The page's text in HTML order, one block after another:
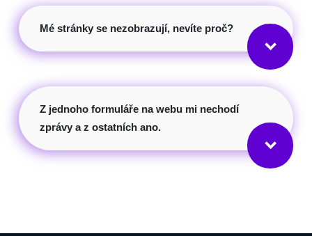
Mé stránky se nezobrazují, nevíte proč?
keyboard_arrow_down
Z jednoho formuláře na webu mi nechodí
zprávy a z ostatních ano.
keyboard_arrow_down